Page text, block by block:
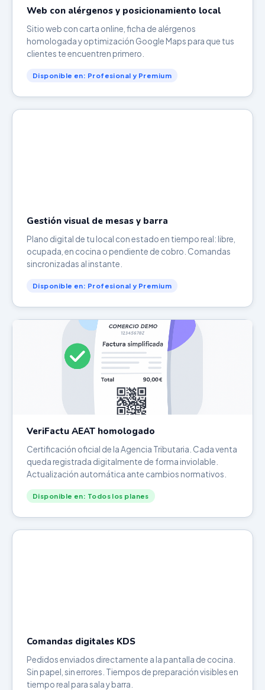
Web con alérgenos y posicionamiento local
Sitio web con carta online, ficha de alérgenos
homologada y optimización Google Maps para que tus
clientes te encuentren primero.
Disponible en: Profesional y Premium
Gestión visual de mesas y barra
Plano digital de tu local con estado en tiempo real: libre,
ocupada, en cocina o pendiente de cobro. Comandas
sincronizadas al instante.
Disponible en: Profesional y Premium
VeriFactu AEAT homologado
Certificación oficial de la Agencia Tributaria. Cada venta
queda registrada digitalmente de forma inviolable.
Actualización automática ante cambios normativos.
Disponible en: Todos los planes
Comandas digitales KDS
Pedidos enviados directamente a la pantalla de cocina.
Sin papel, sin errores. Tiempos de preparación visibles en
tiempo real para sala y barra.